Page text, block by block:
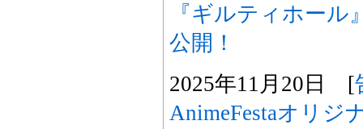
『ギルティホール
公開！
2025年11月20日 [
AnimeFestaオリジ